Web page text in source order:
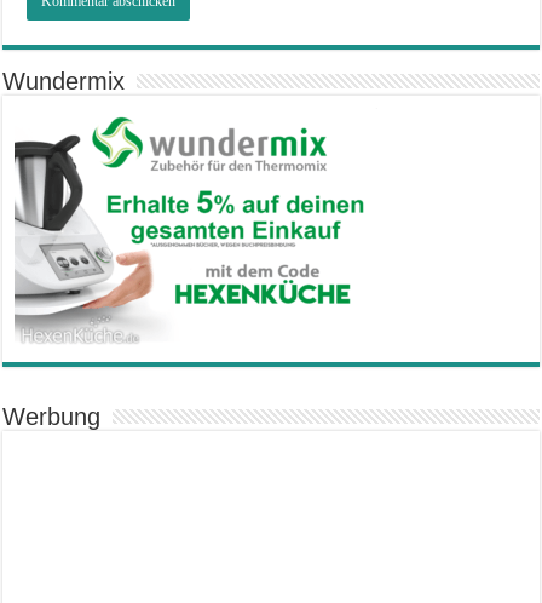
Wundermix
Werbung